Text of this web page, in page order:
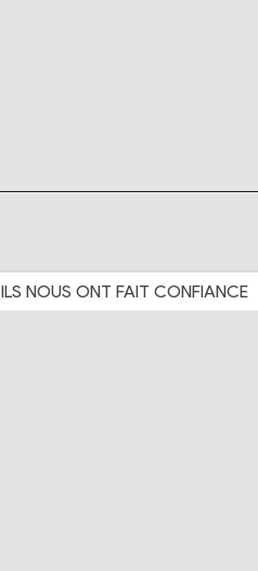
ILS NOUS ONT FAIT CONFIANCE